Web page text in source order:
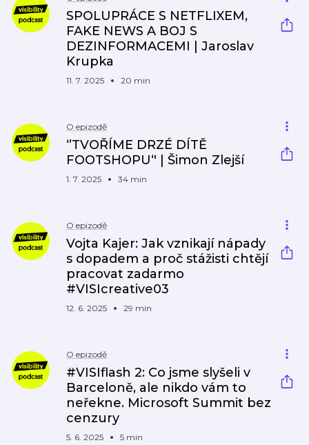
SPOLUPRÁCE S NETFLIXEM,
FAKE NEWS A BOJ S
DEZINFORMACEMI | Jaroslav
Krupka
11. 7. 2025 20 min
O epizodě
‘’TVOŘÍME DRZÉ DÍTĚ
FOOTSHOPU‘' | Šimon Zlejší
1. 7. 2025 34 min
O epizodě
Vojta Kajer: Jak vznikají nápady
s dopadem a proč stážisti chtějí
pracovat zadarmo
#VISIcreative03
12. 6. 2025 29 min
O epizodě
#VISIflash 2: Co jsme slyšeli v
Barceloně, ale nikdo vám to
neřekne. Microsoft Summit bez
cenzury
5. 6. 2025 5 min